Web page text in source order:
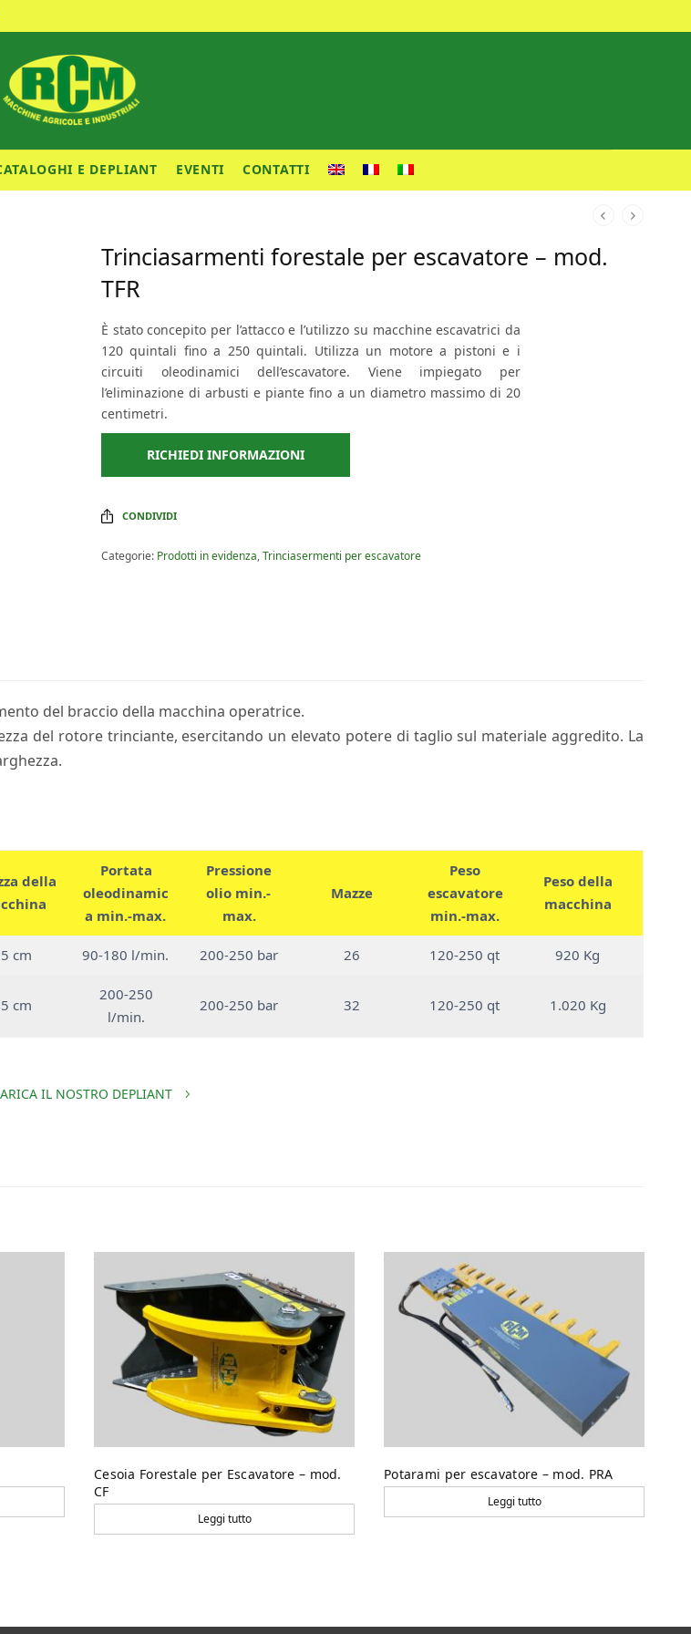
E DEPLIANT EVENTI CONTATTI
Trinciasarmenti forestale per escavatore – mod.
TFR
È stato concepito per l’attacco e l’utilizzo su macchine escavatrici da
120 quintali fino a 250 quintali. Utilizza un motore a pistoni e i
circuiti oleodinamici dell’escavatore. Viene impiegato per
l’eliminazione di arbusti e piante fino a un diametro massimo di 20
centimetri.
RICHIEDI INFORMAZIONI
CONDIVIDI
Categorie: Prodotti in evidenza,Trinciasermenti per escavatore
del braccio della macchina operatrice.
del rotore trinciante, esercitando un elevato potere di taglio sul materiale aggredito. La
della
Portata
oleodinamic
a min.-max.
Pressione
olio min.-
max.
Mazze
Peso
escavatore
min.-max.
Peso della
macchina
cm 90-180 l/min. 200-250 bar 26 120-250 qt 920 Kg
cm
200-250
l/min.
200-250 bar 32 120-250 qt 1.020 Kg
IL NOSTRO DEPLIANT
Cesoia Forestale per Escavatore – mod.
CF
Leggi tutto
Potarami per escavatore – mod. PRA
Leggi tutto